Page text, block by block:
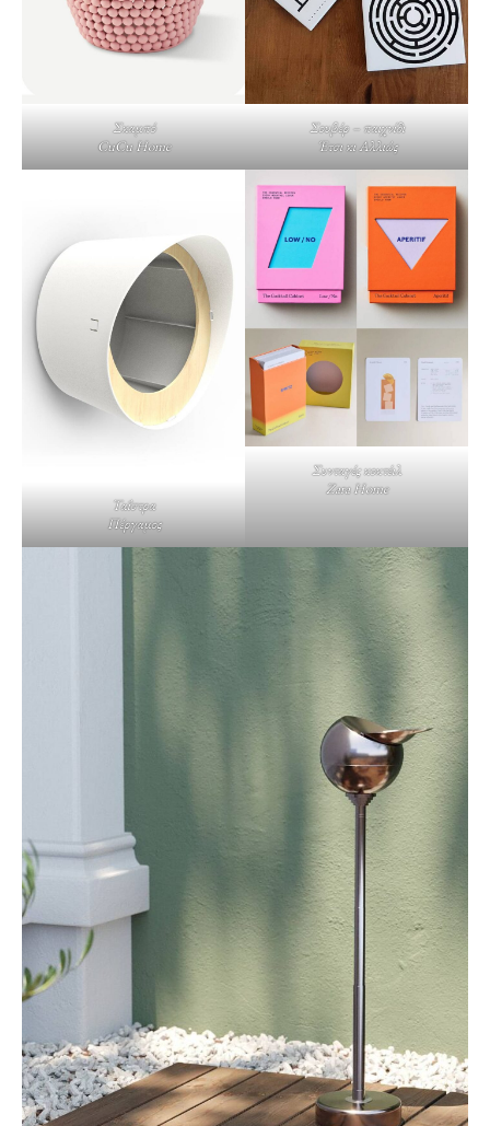
Σκαμπό
CuCu Home
Σουβέρ – παιχνίδι
Έτσι κι Αλλιώς
Ταΐστρα
Πέργαμος
Συνταγές κοκτέιλ
Zara Home